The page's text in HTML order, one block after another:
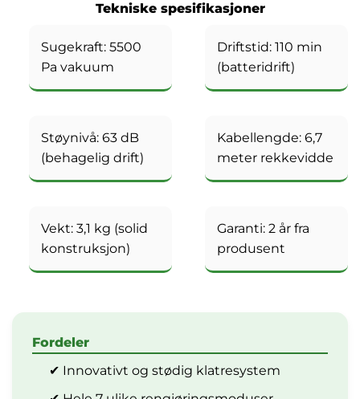
Tekniske spesifikasjoner
Sugekraft: 5500
Pa vakuum
Driftstid: 110 min
(batteridrift)
Støynivå: 63 dB
(behagelig drift)
Kabellengde: 6,7
meter rekkevidde
Vekt: 3,1 kg (solid
konstruksjon)
Garanti: 2 år fra
produsent
Fordeler
✔ Innovativt og stødig klatresystem